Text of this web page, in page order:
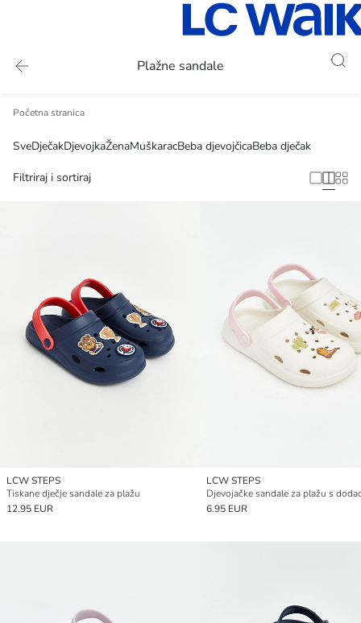
Plažne sandale
Početna stranica
SveDječakDjevojkaŽenaMuškaracBeba djevojčicaBeba dječak
Filtriraj i sortiraj
LCW STEPS
Tiskane dječje sandale za plažu
12.95 EUR
LCW STEPS
Djevojačke sandale za plažu s
6.95 EUR